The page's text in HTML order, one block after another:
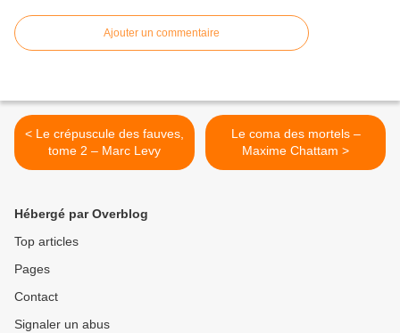
Ajouter un commentaire
< Le crépuscule des fauves,
tome 2 – Marc Levy
Le coma des mortels –
Maxime Chattam >
Hébergé par Overblog
Top articles
Pages
Contact
Signaler un abus